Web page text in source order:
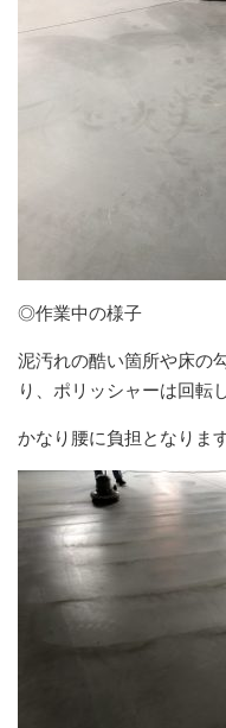
◎作業中の様子
泥汚れの酷い箇所や床の
り、ポリッシャーは回転
かなり腰に負担となりま